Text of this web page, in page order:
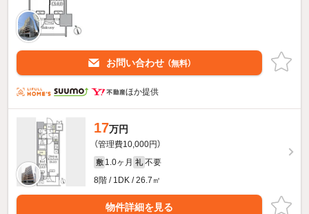
お問い合わせ （無料）
ほか提供
17万円
（管理費10,000円）
敷 1.0ヶ月 礼 不要
8階 / 1DK / 26.7㎡
物件詳細を見る